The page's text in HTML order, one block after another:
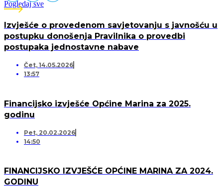
Pogledaj sve
Izvješće o provedenom savjetovanju s javnošću u
postupku donošenja Pravilnika o provedbi
postupaka jednostavne nabave
Čet, 14.05.2026
13:57
Financijsko izvješće Općine Marina za 2025.
godinu
Pet, 20.02.2026
14:50
FINANCIJSKO IZVJEŠĆE OPĆINE MARINA ZA 2024.
GODINU